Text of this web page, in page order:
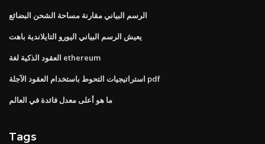
الرسم البياني مقارنة مساحة الشحن البضائع
يعيش الرسم البياني اليورو التايلاندية باهت
العقود الذكية لغة ethereum
استراتيجيات التحوط باستخدام العقود الآجلة pdf
ما هو أعلى معدل فائدة في العالم
Tags